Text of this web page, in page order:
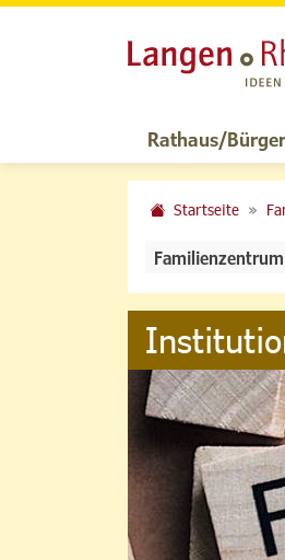
Rathaus/
Startseite
Familienzentrum